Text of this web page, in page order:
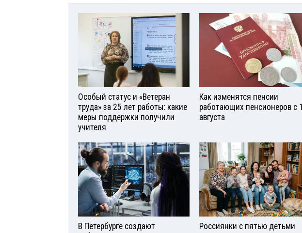
Особый статус и «Ветеран
труда» за 25 лет работы: какие
меры поддержки получили
учителя
Как изменятся пенсии
работающих пенсионеров с 1
августа
В Петербурге создают
Россиянки с пятью детьми